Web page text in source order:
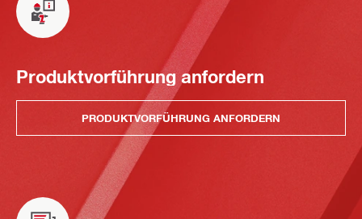
Produktvorführung anfordern
PRODUKTVORFÜHRUNG ANFORDERN